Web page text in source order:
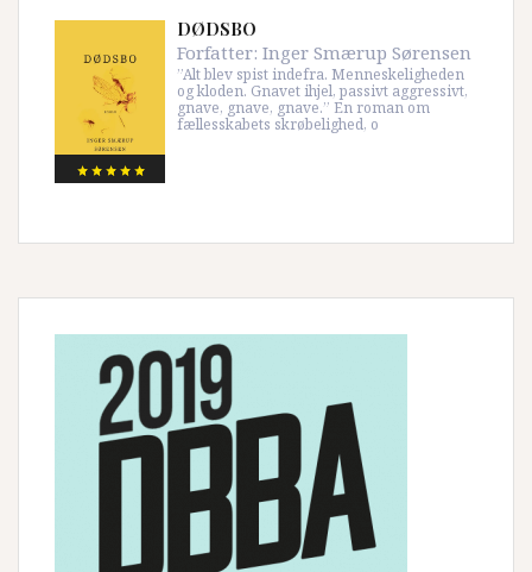
DØDSBO
Forfatter: Inger Smærup Sørensen
”Alt blev spist indefra. Menneskeligheden
og kloden. Gnavet ihjel, passivt aggressivt,
gnave, gnave, gnave.” En roman om
fællesskabets skrøbelighed, o